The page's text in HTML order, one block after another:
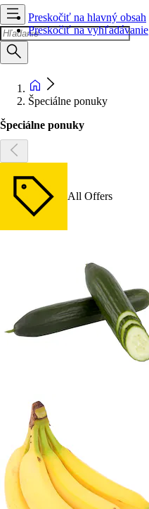
Preskočiť na hlavný obsah
Preskočiť na vyhľadávanie
Špeciálne ponuky
Špeciálne ponuky
All Offers